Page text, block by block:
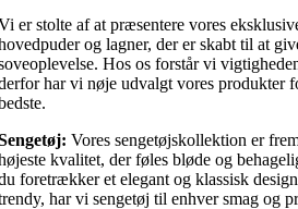
er stolte af at præsentere vores
og lagner, der er skabt til at
Hos os forstår vi
har vi nøje udvalgt vores produkter
Vores sengetøjskollektion er
kvalitet, der føles bløde og
foretrækker et elegant og klassisk
har vi sengetøj til enhver smag og